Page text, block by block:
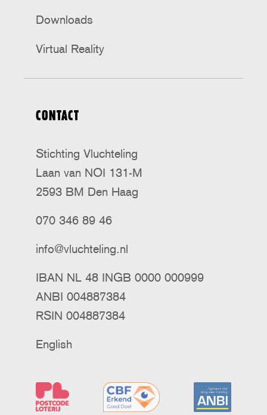
Downloads
Virtual Reality
CONTACT
Stichting Vluchteling
Laan van NOI 131-M
2593 BM Den Haag
070 346 89 46
info@vluchteling.nl
IBAN NL 48 INGB 0000 000999
ANBI 004887384
RSIN 004887384
English